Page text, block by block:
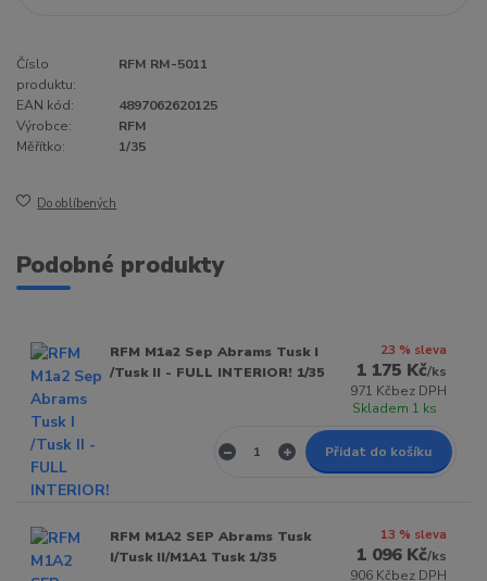
Číslo
produktu:
RFM RM-5011
EAN kód:
4897062620125
Výrobce:
RFM
Měřítko:
1/35
Do oblíbených
Podobné produkty
RFM M1a2 Sep Abrams Tusk I
/Tusk II - FULL INTERIOR! 1/35
23 % sleva
1 175 Kč/ks
971 Kčbez DPH
Skladem 1 ks
Přidat do košíku
RFM M1A2 SEP Abrams Tusk
I/Tusk II/M1A1 Tusk 1/35
13 % sleva
1 096 Kč/ks
906 Kčbez DPH